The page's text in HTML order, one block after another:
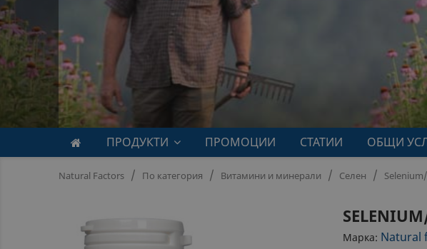
ПРОДУКТИ ПРОМОЦИИ СТАТИИ ОБЩИ
Natural Factors По категория Витамини и минерали Селен
Марка: Natural